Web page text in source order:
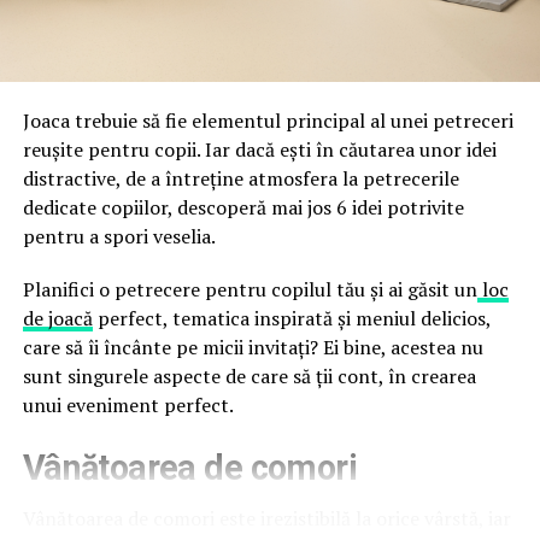
durata de viață a amenajării, indiferent de câte sezoane
false până la tentative de furt al datelor personale și
financiare. Instituția recomandă verificarea atentă a
sursei mesajelor și raportarea incidentelor la numărul
unic 1911.
Campaniile identificate în ultimele săptămâni folosesc
false de streaming, coduri QR malițioase și mesaje care
promit bilete, rambursări, premii sau acces gratuit la
meciuri. FBI a emis în luna mai un avertisment privind
site-urile care clonează platforma oficială prin
modificări minore ale denumirii domeniului, precum
a colecta date personale și bancare.
Joaca trebuie să fie elementul principal al unei petreceri
reușite pentru copii. Iar dacă ești în căutarea unor idei
distractive, de a întreține atmosfera la petrecerile
dedicate copiilor, descoperă mai jos 6 idei potrivite
pentru a spori veselia.
Planifici o petrecere pentru copilul tău și ai găsit unloc
de joacăperfect, tematica inspirată și meniul delicios,
care să îi încânte pe micii invitați? Ei bine, acestea nu
sunt singurele aspecte de care să ții cont, în crearea
unui eveniment perfect.
Vânătoarea de comori